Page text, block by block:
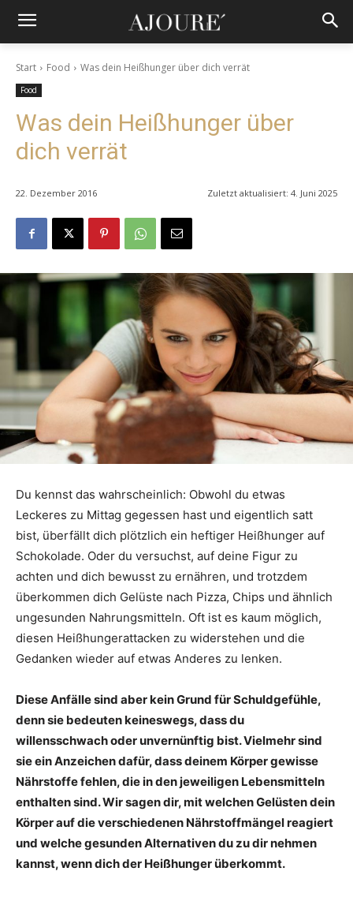
Start Food Was dein Heißhunger über dich verrät
Food
Was dein Heißhunger über
dich verrät
22. Dezember 2016 Zuletzt aktualisiert: 4. Juni 2025
Du kennst das wahrscheinlich: Obwohl du etwas
Leckeres zu Mittag gegessen hast und eigentlich satt
bist, überfällt dich plötzlich ein heftiger Heißhunger auf
Schokolade. Oder du versuchst, auf deine Figur zu
achten und dich bewusst zu ernähren, und trotzdem
überkommen dich Gelüste nach Pizza, Chips und ähnlich
ungesunden Nahrungsmitteln. Oft ist es kaum möglich,
diesen Heißhungerattacken zu widerstehen und die
Gedanken wieder auf etwas Anderes zu lenken.
Diese Anfälle sind aber kein Grund für Schuldgefühle,
denn sie bedeuten keineswegs, dass du
willensschwach oder unvernünftig bist. Vielmehr sind
sie ein Anzeichen dafür, dass deinem Körper gewisse
Nährstoffe fehlen, die in den jeweiligen Lebensmitteln
enthalten sind. Wir sagen dir, mit welchen Gelüsten dein
Körper auf die verschiedenen Nährstoffmängel reagiert
und welche gesunden Alternativen du zu dir nehmen
kannst, wenn dich der Heißhunger überkommt.